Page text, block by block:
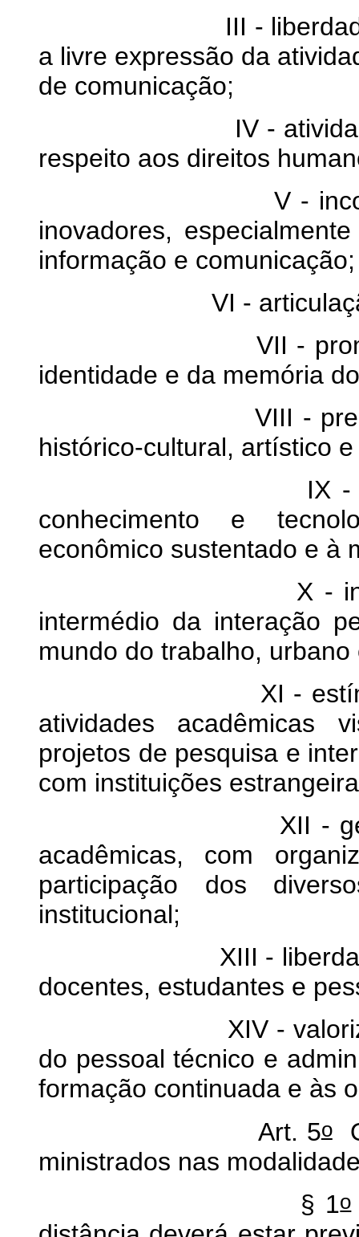
III - liberdade
a livre expressão da
de comunicação;
IV - atividades
respeito aos direitos
V - incorporação
inovadores,
informação e comunicação;
VI - articulação
VII - promoção
identidade e da memória
VIII -
histórico-cultural, artístico
IX -
conhecimento e
econômico sustentado e à
X - inserção
intermédio da interação
mundo do trabalho, urbano
XI - estímulo à
atividades acadêmicas
projetos de pesquisa e
com instituições
XII - gestão
acadêmicas, com
participação dos
institucional;
XIII - liberdade de
docentes, estudantes e
XIV - valorização
do pessoal técnico e
formação continuada e às
Art. 5o
ministrados nas
§ 1o